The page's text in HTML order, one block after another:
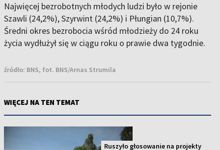
Najwięcej bezrobotnych młodych ludzi było w rejonie
Szawli (24,2%), Szyrwint (24,2%) i Płungian (10,7%).
Średni okres bezrobocia wśród młodzieży do 24 roku
życia wydłużył się w ciągu roku o prawie dwa tygodnie.
źródło: BNS, fot. BNS/Arnas Strumila
WIĘCEJ NA TEN TEMAT
Ruszyło głosowanie na projekty